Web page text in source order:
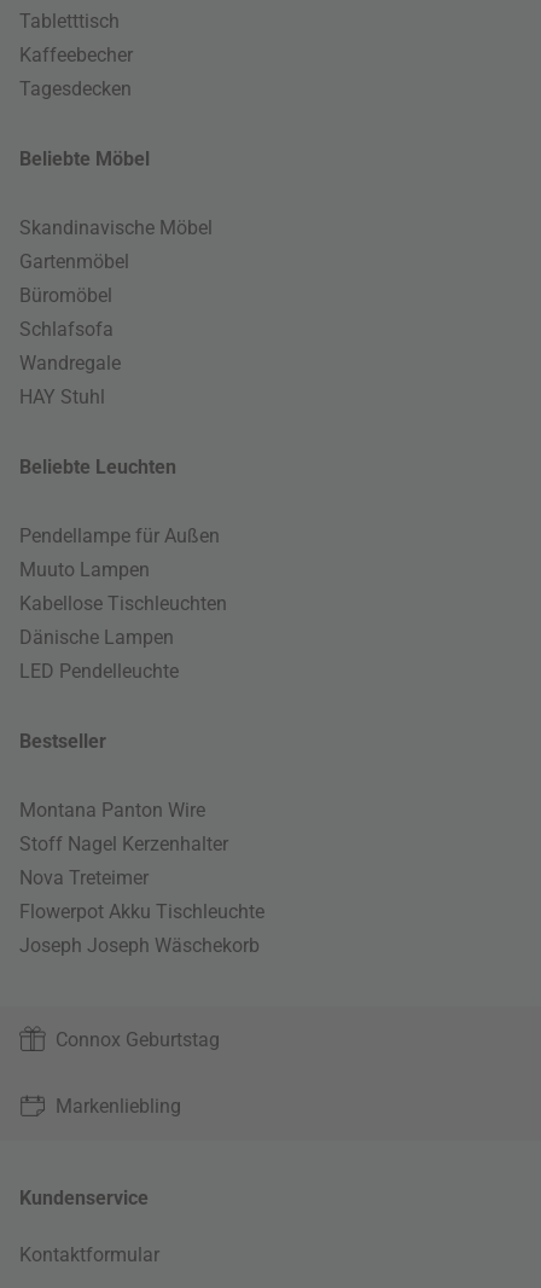
Tabletttisch
Kaffeebecher
Tagesdecken
Beliebte Möbel
Skandinavische Möbel
Gartenmöbel
Büromöbel
Schlafsofa
Wandregale
HAY Stuhl
Beliebte Leuchten
Pendellampe für Außen
Muuto Lampen
Kabellose Tischleuchten
Dänische Lampen
LED Pendelleuchte
Bestseller
Montana Panton Wire
Stoff Nagel Kerzenhalter
Nova Treteimer
Flowerpot Akku Tischleuchte
Joseph Joseph Wäschekorb
Connox Geburtstag
Markenliebling
Kundenservice
Kontaktformular